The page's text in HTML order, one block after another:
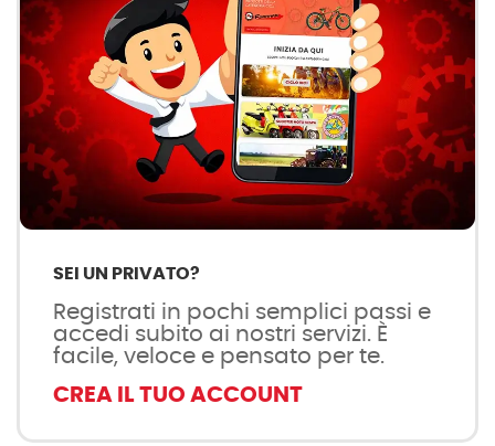
SEI UN PRIVATO?
Registrati in pochi semplici passi e
accedi subito ai nostri servizi. È
facile, veloce e pensato per te.
CREA IL TUO ACCOUNT